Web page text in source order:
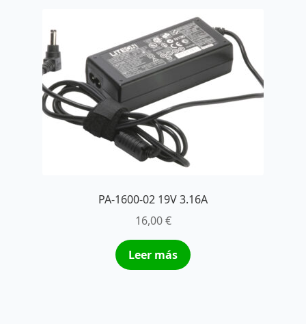
PA-1600-02 19V 3.16A
16,00€
Leer más